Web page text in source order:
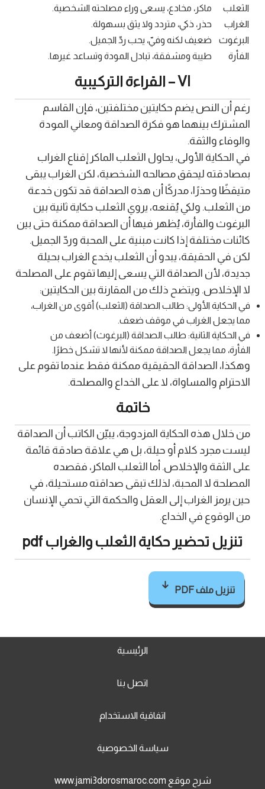
الثعلب
ماكر، مخادع، يسعى وراء مصلحته الشخصية.
الغراب
حذر، ذكي، متردد ولا يثق بسهولة.
البرغوث
ضعيف لكنه وفيّ، يحب ردّ الجميل.
الفأرة
طيبة ومشفقة، تبادل المودة وتساعد غيرها.
VI – القراءة التركيبية
رغم أن النص يضم حكايتين مختلفتين، فإن القاسم
المشترك بينهما هو فكرة الصداقة ومعاني المودة
والوفاء والثقة.
في الحكاية الأولى، يحاول الثعلب الماكر إقناع الغراب
بمصادقته ليحقق مصالحه الشخصية، لكن الغراب يبقى
متيقظًا وحذرًا، مدركًا أن هذه الصداقة قد تكون خدعة
من الثعلب. ولكي يُقنعه، يروي الثعلب حكاية ثانية بين
البرغوث والفأرة، يُظهر فيها أن الصداقة ممكنة حتى بين
كائنات مختلفة إذا كانت مبنية على المحبة وردّ الجميل.
لكن في الحقيقة، يبدو أن الثعلب يخدع الغراب بحيلة
جديدة، لأن الصداقة التي يسعى إليها تقوم على المصلحة
لا الإخلاص. ويتضح ذلك من المقارنة بين الحكايتين:
في الحكاية الأولى: طالب الصداقة (الثعلب) أقوى من الغراب،
مما يجعل الغراب في موقف ضعف.
في الحكاية الثانية: طالب الصداقة (البرغوث) أضعف من
الفأرة، مما يجعل الصداقة ممكنة لأنها لا تشكل خطرًا.
وهكذا، الصداقة الحقيقية ممكنة فقط عندما تقوم على
الاحترام والمساواة، لا على الخداع والمصلحة.
خاتمة
من خلال هذه الحكاية المزدوجة، يبيّن الكاتب أن الصداقة
ليست مجرد كلام أو حيلة، بل هي علاقة صادقة قائمة
على الثقة والإخلاص. أما الثعلب الماكر، فقصده
المصلحة لا المحبة، لذلك تبقى صداقته مستحيلة، في
حين يرمز الغراب إلى العقل والحكمة التي تحمي الإنسان
من الوقوع في الخداع.
تنزيل تحضير حكاية الثعلب والغراب pdf
تنزيل ملف PDF
الرئيسية
اتصل بنا
اتفاقية الاستخدام
سياسة الخصوصية
شرح موقع www.jami3dorosmaroc.com